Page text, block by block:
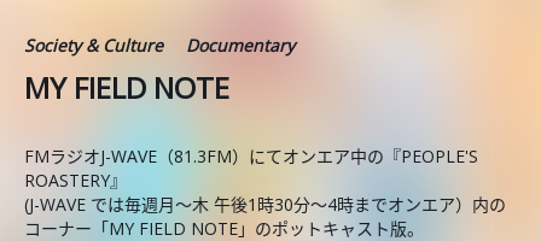
Society & Culture Documentary
MY FIELD NOTE
FMラジオJ-WAVE（81.3FM）にてオンエア中の『PEOPLE'S
ROASTERY』
(J-WAVE では毎週月～木 午後1時30分～4時までオンエア）内の
コーナー「MY FIELD NOTE」のポットキャスト版。